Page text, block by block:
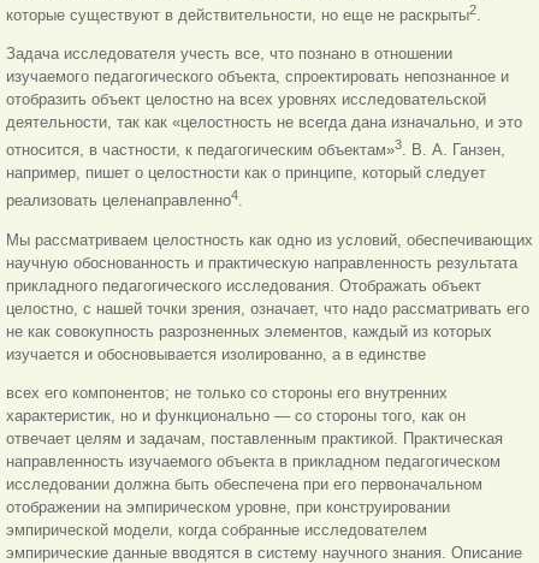
которые существуют в действительности, но еще не раскрыты2.
Задача исследователя учесть все, что познано в отношении
изучаемого педагогического объекта, спроектировать непознанное и
отобразить объект целостно на всех уровнях исследовательской
деятельности, так как «целостность не всегда дана изначально, и это
относится, в частности, к педагогическим объектам»3. В. А. Ганзен,
например, пишет о целостности как о принципе, который следует
реализовать целенаправленно4.
Мы рассматриваем целостность как одно из условий, обеспечивающих
научную обоснованность и практическую направленность результата
прикладного педагогического исследования. Отображать объект
целостно, с нашей точки зрения, означает, что надо рассматривать его
не как совокупность разрозненных элементов, каждый из которых
изучается и обосновывается изолированно, а в единстве
всех его компонентов; не только со стороны его внутренних
характеристик, но и функционально — со стороны того, как он
отвечает целям и задачам, поставленным практикой. Практическая
направленность изучаемого объекта в прикладном педагогическом
исследовании должна быть обеспечена при его первоначальном
отображении на эмпирическом уровне, при конструировании
эмпирической модели, когда собранные исследователем
эмпирические данные вводятся в систему научного знания. Описание